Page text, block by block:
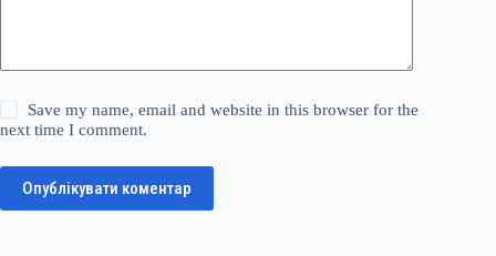
Save my name, email and website in this browser for the
next time I comment.
Опублікувати коментар